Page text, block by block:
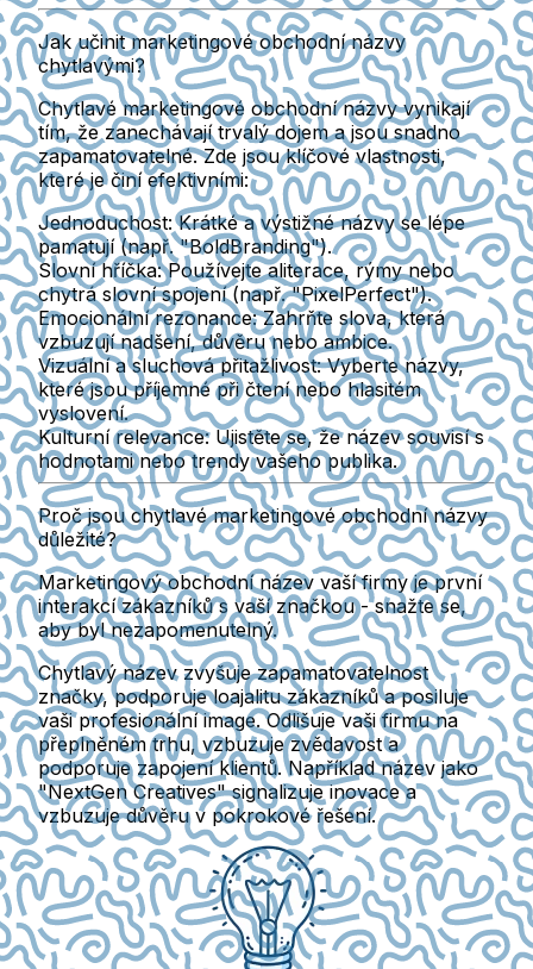
Jak učinit marketingové obchodní názvy
chytlavými?
Chytlavé marketingové obchodní názvy vynikají
tím, že zanechávají trvalý dojem a jsou snadno
zapamatovatelné. Zde jsou klíčové vlastnosti,
které je činí efektivními:
Jednoduchost:Krátké a výstižné názvy se lépe
pamatují (např. "BoldBranding").
Slovní hříčka:Používejte aliterace, rýmy nebo
chytrá slovní spojení (např. "PixelPerfect").
Emocionální rezonance:Zahrňte slova, která
vzbuzují nadšení, důvěru nebo ambice.
Vizuální a sluchová přitažlivost:Vyberte názvy,
které jsou příjemné při čtení nebo hlasitém
vyslovení.
Kulturní relevance:Ujistěte se, že název souvisí s
hodnotami nebo trendy vašeho publika.
Proč jsou chytlavé marketingové obchodní názvy
důležité?
Marketingový obchodní název vaší firmy jeprvní
interakcízákazníků s vaší značkou - snažte se,
aby byl nezapomenutelný.
Chytlavý název zvyšuje zapamatovatelnost
značky, podporuje loajalitu zákazníků a posiluje
vaši profesionální image. Odlišuje vaši firmu na
přeplněném trhu, vzbuzuje zvědavost a
podporuje zapojení klientů. Například název jako
"NextGen Creatives" signalizuje inovace a
vzbuzuje důvěru v pokrokové řešení.